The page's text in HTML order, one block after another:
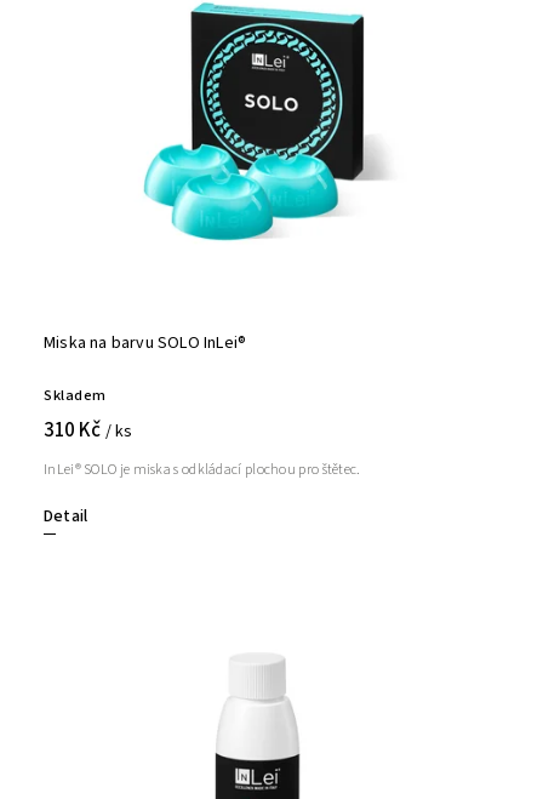
Miska na barvu SOLO InLei®
Skladem
310 Kč / ks
Detail
InLei® SOLO je miska s odkládací plochou pro štětec.